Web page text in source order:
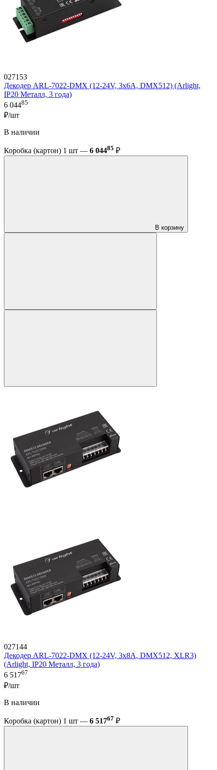
027153
Декодер ARL-7022-DMX (12-24V, 3x6A, DMX512) (Arlight,
IP20 Металл, 3 года)
6 04485
₽/шт
В наличии
Коробка (картон) 1 шт — 6 04485 ₽
В корзину
027144
Декодер ARL-7022-DMX (12-24V, 3x8A, DMX512, XLR3)
(Arlight, IP20 Металл, 3 года)
6 51767
₽/шт
В наличии
Коробка (картон) 1 шт — 6 51767 ₽